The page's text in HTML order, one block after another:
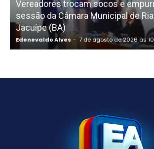
Vereadores trocam socos e
sessão da Câmara Municipal de
Jacuípe (BA)
Edenevaldo Alves - 7 de agosto de 2026 às